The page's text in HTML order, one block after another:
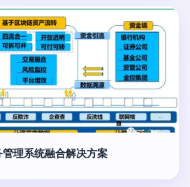
理系统融合解决方案